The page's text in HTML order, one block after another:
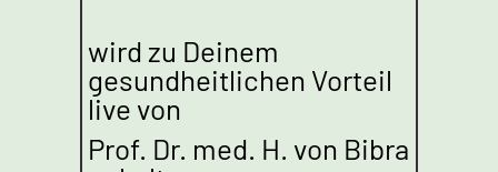
wird zu Deinem
gesundheitlichen Vorteil
live von
Prof. Dr. med. H. von Bibra